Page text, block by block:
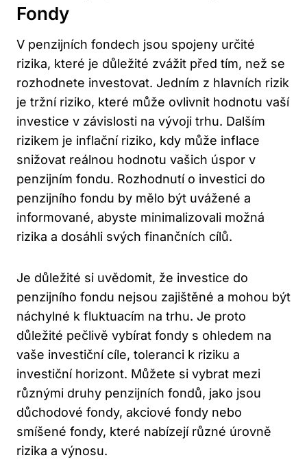
Fondy
V penzijních⁤ fondech jsou spojeny určité
rizika, které je důležité zvážit před tím, než​ se
rozhodnete investovat. Jedním z hlavních ⁤rizik
je ‌tržní riziko, které může ovlivnit hodnotu vaší
investice v závislosti na vývoji trhu. Dalším
rizikem je inflační riziko, kdy ​může inflace
snižovat reálnou hodnotu vašich ​úspor v‍
penzijním‌ fondu. Rozhodnutí o ​investici do
penzijního ⁢fondu by mělo být uvážené‍ a
informované, abyste minimalizovali možná
rizika a ⁢dosáhli⁢ svých finančních cílů.
Je důležité si uvědomit, že investice do‌
penzijního fondu nejsou zajištěné a⁢ mohou být
náchylné k fluktuacím na ​trhu.⁤ Je proto
důležité pečlivě vybírat fondy s ohledem na
vaše investiční‍ cíle, toleranci k‍ riziku a
investiční horizont. Můžete ⁢si vybrat ⁤mezi​
různými druhy penzijních fondů, jako ⁣jsou
důchodové fondy, ⁤akciové fondy nebo
smíšené fondy, které nabízejí různé úrovně
rizika a výnosu.